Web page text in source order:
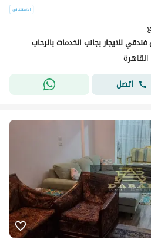
للايجار بجانب الخدمات بالرحاب
اتصل